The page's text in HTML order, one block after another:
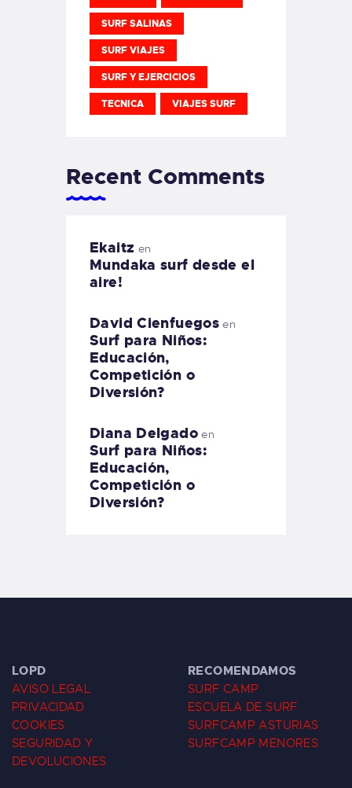
SURF SALINAS
SURF VIAJES
SURF Y EJERCICIOS
TECNICA VIAJES SURF
Recent Comments
Ekaitz en
Mundaka surf desde el
aire!
David Cienfuegos en
Surf para Niños:
Educación,
Competición o
Diversión?
Diana Delgadoen
Surf para Niños:
Educación,
Competición o
Diversión?
LOPD
AVISO LEGAL
PRIVACIDAD
COOKIES
SEGURIDAD Y
DEVOLUCIONES
RECOMENDAMOS
SURF CAMP
ESCUELA DE SURF
SURFCAMP ASTURIAS
SURFCAMP MENORES